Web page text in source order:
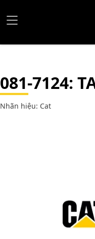
081-7124:
Nhãn hiệu: Cat